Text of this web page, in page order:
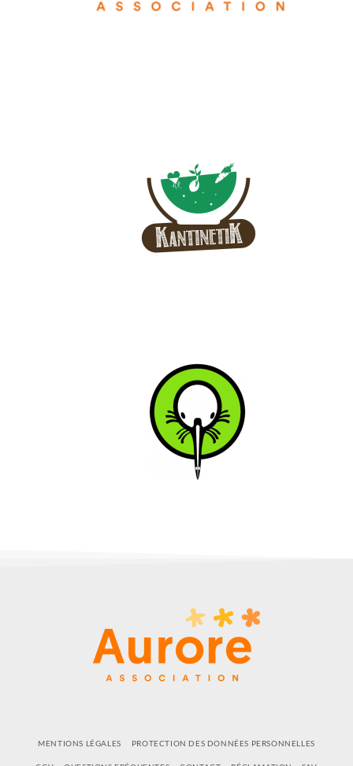
MENTIONS LÉGALES PROTECTION DES DONNÉES PERSONNELLES